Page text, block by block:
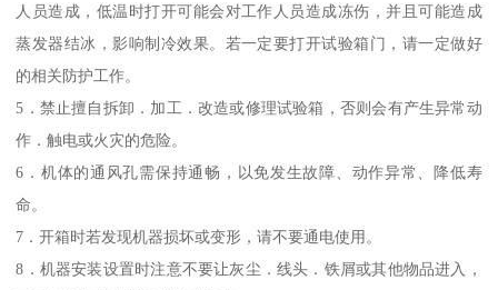
人员造成，低温时打开可能会对工作人员造成冻伤，并且可能造成
蒸发器结冰，影响制冷效果。若一定要打开试验箱门，请一定做好
的相关防护工作。
5．禁止擅自拆卸．加工．改造或修理试验箱，否则会有产生异常动
作．触电或火灾的危险。
6．机体的通风孔需保持通畅，以免发生故障、动作异常、降低寿
命。
7．开箱时若发现机器损坏或变形，请不要通电使用。
8．机器安装设置时注意不要让灰尘．线头．铁屑或其他物品进入，